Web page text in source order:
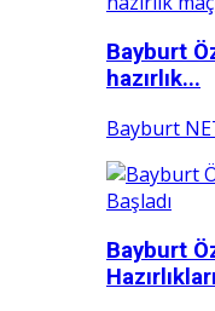
Bayburt
hazırlık...
Bayburt
Bayburt